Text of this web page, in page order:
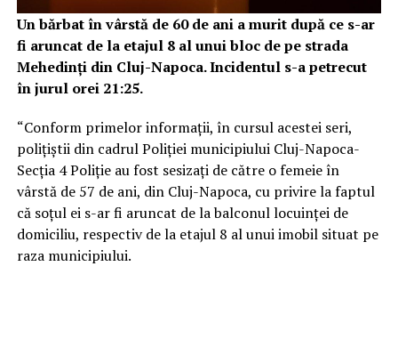
Un bărbat în vârstă de 60 de ani a murit după ce s-ar
fi aruncat de la etajul 8 al unui bloc de pe strada
Mehedinți din Cluj-Napoca. Incidentul s-a petrecut
în jurul orei 21:25.
“Conform primelor informații, în cursul acestei seri,
polițiștii din cadrul Poliției municipiului Cluj-Napoca-
Secția 4 Poliție au fost sesizați de către o femeie în
vârstă de 57 de ani, din Cluj-Napoca, cu privire la faptul
că soțul ei s-ar fi aruncat de la balconul locuinței de
domiciliu, respectiv de la etajul 8 al unui imobil situat pe
raza municipiului.